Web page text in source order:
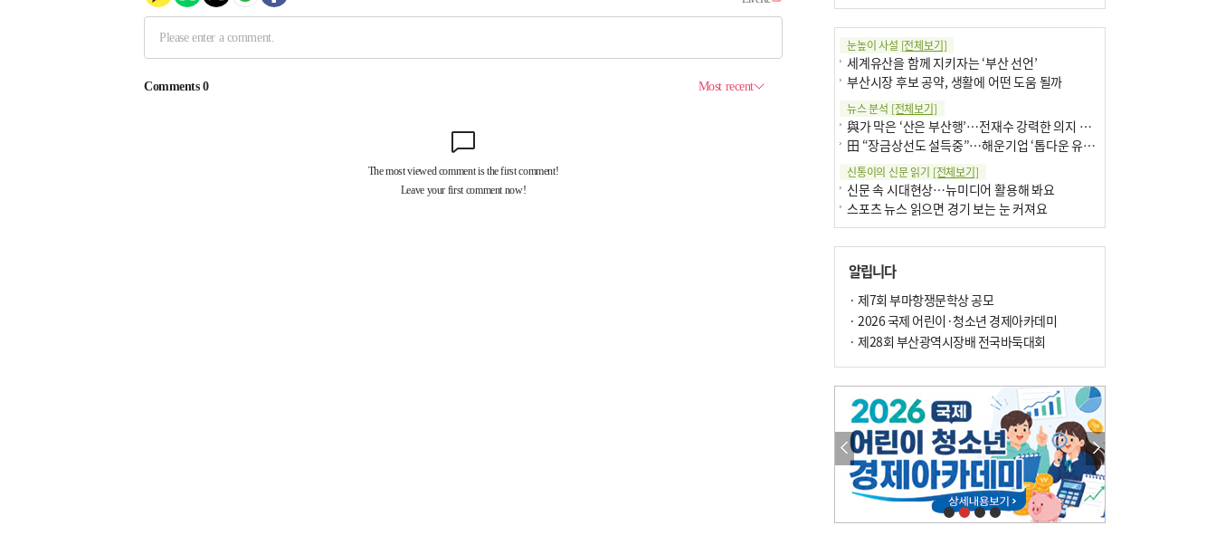
눈높이 사설 [전체보기]
세계유산을 함께 지키자는 ‘부산 선언’
부산시장 후보 공약, 생활에 어떤 도움 될까
뉴스 분석 [전체보기]
與가 막은 ‘산은 부산행’…전재수 강력한 의지 표명 없인 공염불
田 “장금상선도 설득중”…해운기업 ‘톱다운 유치전’ 가속
신통이의 신문 읽기 [전체보기]
신문 속 시대현상…뉴미디어 활용해 봐요
스포츠 뉴스 읽으면 경기 보는 눈 커져요
구·군 승진 축하화분 관행 없애자니 소상공인 울상
팩트체크 [전체보기]
서산 간월암
한 손 뉴스[전체보기]
골목 맛집 발굴 고메 셀렉션…부산시, 페스티벌 시월 연계
이란 공습 경고·취소 되풀이…오락가락 트럼프 비꼰 ‘타코’
오늘의 날씨-[전체보기]
오늘의 날씨- 2026년 8월 6일
오늘의 날씨- 2026년 8월 5일
알립니다
· 제7회 부마항쟁문학상 공모
· 2026 국제 어린이·청소년 경제아카데미
· 제28회 부산광역시장배 전국바둑대회